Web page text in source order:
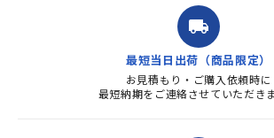
ました。商品到着も早く、品
質・使いやすさで満足して
す。また、リピートすると
よろしくお...
local_shipping
最短当日出荷（商品限定）
お見積もり・ご購入依頼時に
最短納期をご連絡させていただきま